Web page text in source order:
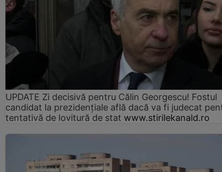
UPDATE Zi decisivă pentru Călin Georgescu! Fostul
candidat la prezidențiale află dacă va fi judecat
tentativă de lovitură de stat www.stirilekanald.ro